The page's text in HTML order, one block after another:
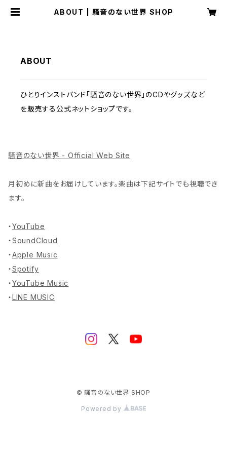
ABOUT | 騒音のない世界 SHOP
ABOUT
ひとりインストバンド「騒音のない世界」のCDやグッズなど
を販売する公式ネットショップです。
騒音のない世界 - Official Web Site
月初めに新曲をお届けしています。楽曲は下記サイトでも視聴でき
ます。
・YouTube
・SoundCloud
・Apple Music
・Spotify
・YouTube Music
・LINE MUSIC
© 騒音のない世界 SHOP
Powered by